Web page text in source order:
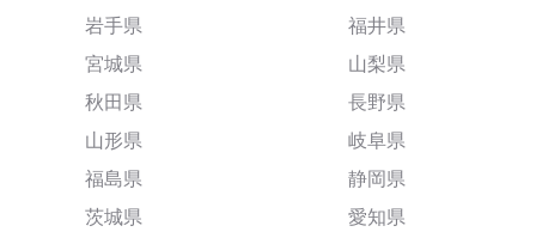
岩手県
宮城県
秋田県
山形県
福島県
茨城県
福井県
山梨県
長野県
岐阜県
静岡県
愛知県